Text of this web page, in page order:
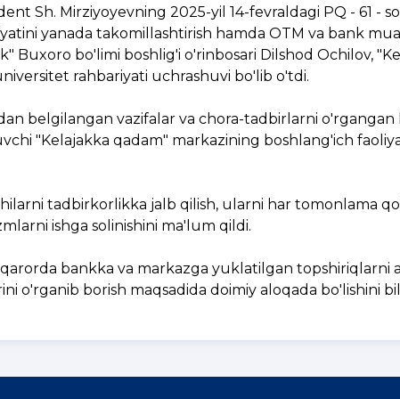
Sh. Mirziyoyevning 2025-yil 14-fevraldagi PQ - 61 -
yanada takomillashtirish hamda OTM va bank
Buxoro bo'limi boshlig'i o'rinbosari Dilshod Ochilov,
rahbariyati uchrashuvi bo'lib o'tdi.
belgilangan vazifalar va chora-tadbirlarni o'rgangan
"Kelajakka qadam" markazining boshlang'ich
tadbirkorlikka jalb qilish, ularni har tomonlama
ishga solinishini ma'lum qildi.
bankka va markazga yuklatilgan topshiriqlarni
o'rganib borish maqsadida doimiy aloqada bo'lishini